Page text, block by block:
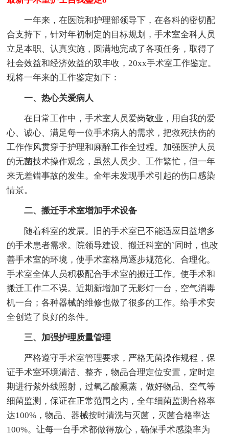
一年来，在医院和护理部领导下，在各科的密切配
合支持下，针对年初制定的目标规划，手术室全科人员
立足本职、认真实施，圆满地完成了各项任务，取得了
社会效益和经济效益的双丰收，20xx手术室工作鉴定。
现将一年来的工作鉴定如下：
一、热心关爱病人
在日常工作中，手术室人员爱岗敬业，用自我的爱
心、诚心、满足每一位手术病人的需求，把救死扶伤的
工作作风贯穿于护理和麻醉工作全过程。加强医护人员
的无菌技术操作观念，虽然人员少、工作繁忙，但一年
来无差错事故的发生。全年未发现手术引起的伤口感染
情景。
二、搬迁手术室增加手术设备
随着科室的发展。旧的手术室已不能适应日益增多
的手术患者需求。院领导建设、搬迁科室的`同时，也改
善手术室的环境，使手术室格局逐步规范化、合理化。
手术室全体人员积极配合手术室的搬迁工作。使手术和
搬迁工作二不误。近期新增加了无影灯一台，空气消毒
机一台；各种器械的维修也做了很多的工作。给手术安
全创造了良好的条件。
三、加强护理质量管理
严格遵守手术室管理要求，严格无菌操作规程，保
证手术室环境清洁、整齐，物品合理定位安置，定时定
期进行紫外线照射，过氧乙酸熏蒸，做好物品、空气等
细菌监测，保证在正常范围之内，全年细菌监测合格率
达100%，物品、器械按时清洗与灭菌，灭菌合格率达
100%。让每一台手术都做得放心，确保手术感染率为